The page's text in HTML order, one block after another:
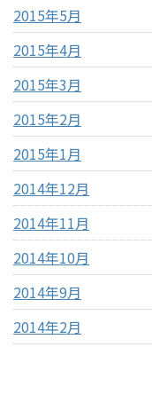
2015年5月
2015年4月
2015年3月
2015年2月
2015年1月
2014年12月
2014年11月
2014年10月
2014年9月
2014年2月